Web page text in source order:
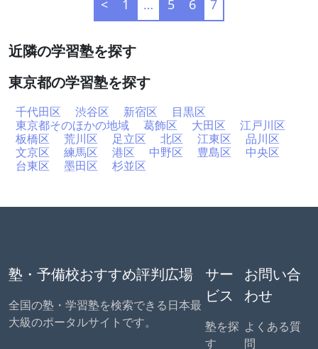
< 1 … 5 6 7
近隣の学習塾を探す
東京都の学習塾を探す
千代田区 渋谷区 新宿区
目黒区
東京都そのほかの地域
葛飾区 大田区
江戸川区
板橋区
荒川区 足立区 北区 江東区
品川区
文京区
練馬区 港区 中野区 豊島区
中央区
台東区
墨田区 杉並区
塾・予備校おすすめ評判広場
全国の塾・学習塾を検索できる日本最
大級のポータルサイトです。
サー
ビス
塾を探
す
お問い合
わせ
よくある質
問